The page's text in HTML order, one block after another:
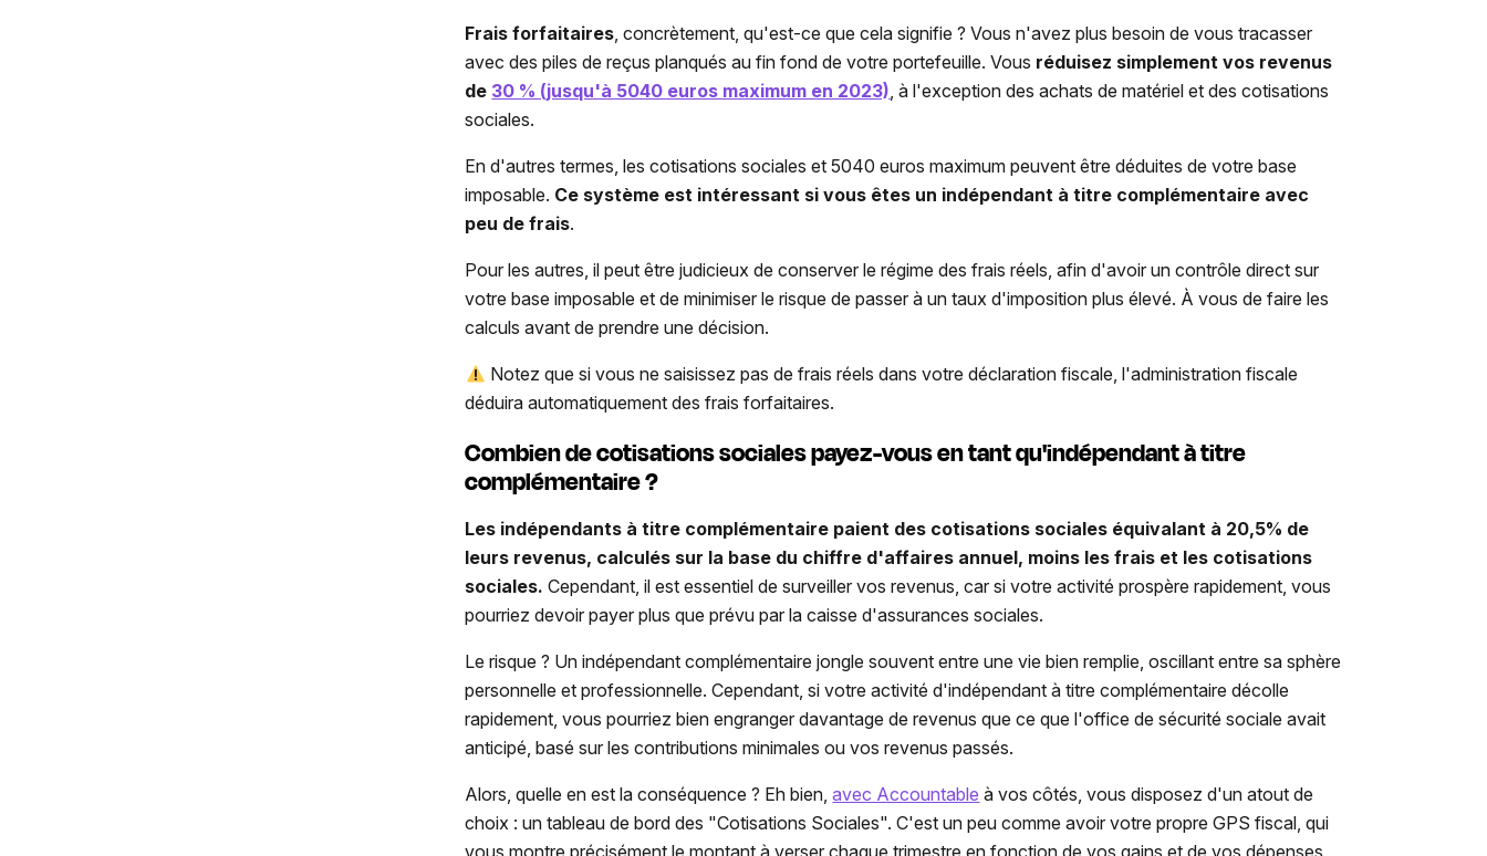
Frais forfaitaires, concrètement, qu'est-ce que cela signifie ? Vous n'avez plus besoin de vous tracasser
avec des piles de reçus planqués au fin fond de votre portefeuille. Vous réduisez simplement vos revenus
de 30 % (jusqu'à 5040 euros maximum en 2023), à l'exception des achats de matériel et des cotisations
sociales.
En d'autres termes, les cotisations sociales et 5040 euros maximum peuvent être déduites de votre base
imposable. Ce système est intéressant si vous êtes un indépendant à titre complémentaire avec
peu de frais.
Pour les autres, il peut être judicieux de conserver le régime des frais réels, afin d'avoir un contrôle direct sur
votre base imposable et de minimiser le risque de passer à un taux d'imposition plus élevé. À vous de faire les
calculs avant de prendre une décision.
Notez que si vous ne saisissez pas de frais réels dans votre déclaration fiscale, l'administration fiscale
déduira automatiquement des frais forfaitaires.
Combien de cotisations sociales payez-vous en tant qu'indépendant à titre
complémentaire ?
Les indépendants à titre complémentaire paient des cotisations sociales équivalant à 20,5% de
leurs revenus, calculés sur la base du chiffre d'affaires annuel, moins les frais et les cotisations
sociales. Cependant, il est essentiel de surveiller vos revenus, car si votre activité prospère rapidement, vous
pourriez devoir payer plus que prévu par la caisse d'assurances sociales.
Le risque ? Un indépendant complémentaire jongle souvent entre une vie bien remplie, oscillant entre sa sphère
personnelle et professionnelle. Cependant, si votre activité d'indépendant à titre complémentaire décolle
rapidement, vous pourriez bien engranger davantage de revenus que ce que l'office de sécurité sociale avait
anticipé, basé sur les contributions minimales ou vos revenus passés.
Alors, quelle en est la conséquence ? Eh bien,avec Accountable à vos côtés, vous disposez d'un atout de
choix : un tableau de bord des "Cotisations Sociales". C'est un peu comme avoir votre propre GPS fiscal, qui